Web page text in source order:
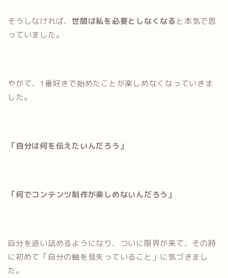
そうしなければ、 世間は私を必要としなくなると本気で思
っていました。
やがて、1番好きで始めたことが楽しめなくなっていきま
した。
「自分は何を伝えたいんだろう」
「何でコンテンツ制作が楽しめないんだろう」
自分を追い詰めるようになり、ついに限界が来て、その時
に初めて「自分の軸を見失っていること」に気づきまし
た。